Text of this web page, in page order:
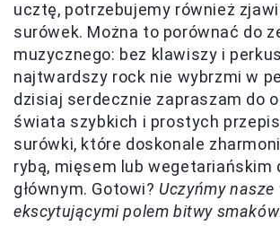
ucztę, potrzebujemy również
surówek. Można to porównać do
muzycznego: bez klawiszy i
najtwardszy rock nie wybrzmi w
dzisiaj serdecznie zapraszam do
świata szybkich i prostych
surówki, które doskonale
rybą, mięsem lub wegetariańskim
głównym. Gotowi? Uczyńmy nasze
ekscytującymi polem bitwy